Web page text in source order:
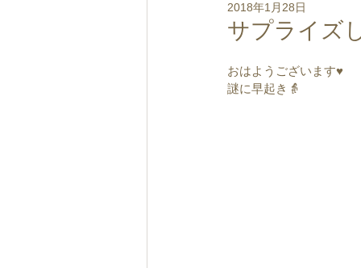
サプライズ
2018年1月28日
おはようございます♥︎︎
謎に早起き👵